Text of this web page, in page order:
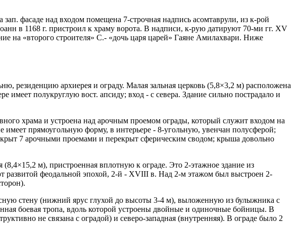
фасаде над входом помещена 7-строчная надпись асомтаврули, из к-рой
в 1168 г. пристроил к храму ворота. В надписи, к-рую датируют 70-ми гг. XV
на «второго строителя» С.- «дочь царя царей» Гаяне Амилахвари. Ниже
резиденцию архиерея и ограду. Малая зальная церковь (5,8×3,2 м) расположена
полукруглую вост. апсиду; вход - с севера. Здание сильно пострадало и
храма и устроена над арочным проемом ограды, который служит входом на
прямоугольную форму, в интерьере - 8-угольную, увенчан полусферой;
7 арочными проемами и перекрыт сферическим сводом; крыша довольно
(8,4×15,2 м), пристроенная вплотную к ограде. Это 2-этажное здание из
развитой феодальной эпохой, 2-й - XVIII в. Над 2-м этажом был выстроен 2-
стену (нижний ярус глухой до высоты 3-4 м), выложенную из булыжника с
боевая тропа, вдоль которой устроены двойные и одиночные бойницы. В
не связана с оградой) и северо-западная (внутренняя). В ограде было 2